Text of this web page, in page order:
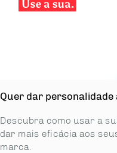
Quer dar personalidade
Descubra como usar a
dar mais eficácia aos
marca.